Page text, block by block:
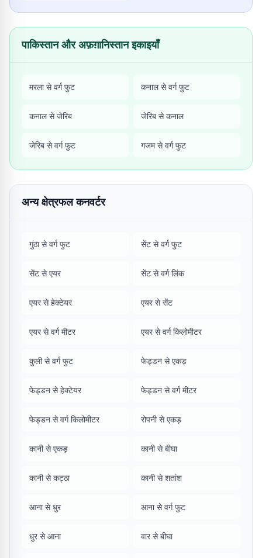
पाकिस्तान और अफ़ग़ानिस्तान इकाइयाँ
मरला से वर्ग फुट कनाल से वर्ग फुट
कनाल से जेरिब जेरिब से कनाल
जेरिब से वर्ग फुट गजम से वर्ग फुट
अन्य क्षेत्रफल कनवर्टर
गुंठा से वर्ग फुट सेंट से वर्ग फुट
सेंट से एयर सेंट से वर्ग लिंक
एयर से हेक्टेयर एयर से सेंट
एयर से वर्ग मीटर एयर से वर्ग किलोमीटर
कुली से वर्ग फुट फेड्डन से एकड़
फेड्डन से हेक्टेयर फेड्डन से वर्ग मीटर
फेड्डन से वर्ग किलोमीटर रोपनी से एकड़
कानी से एकड़ कानी से बीघा
कानी से कट्ठा कानी से शतांश
आना से धुर आना से वर्ग फुट
धुर से आना वार से बीघा